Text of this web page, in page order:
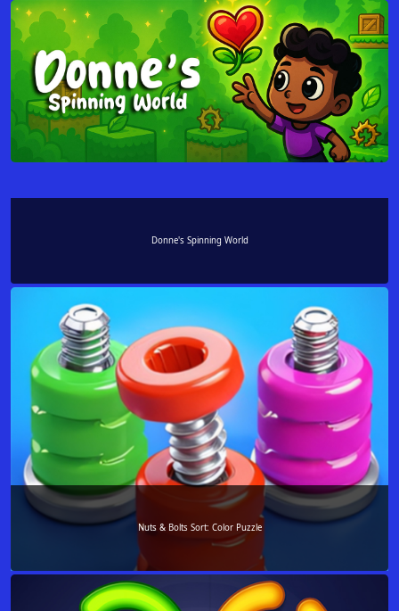
Donne's Spinning World
Nuts & Bolts Sort: Color Puzzle